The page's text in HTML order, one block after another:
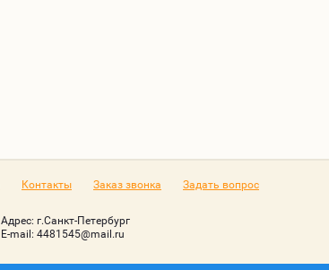
Контакты Заказ звонка Задать вопрос
Адрес: г.Санкт-Петербург
Е-mail: 4481545@mail.ru